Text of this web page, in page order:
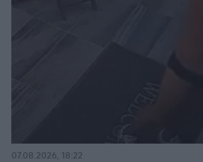
07.08.2026, 18:22